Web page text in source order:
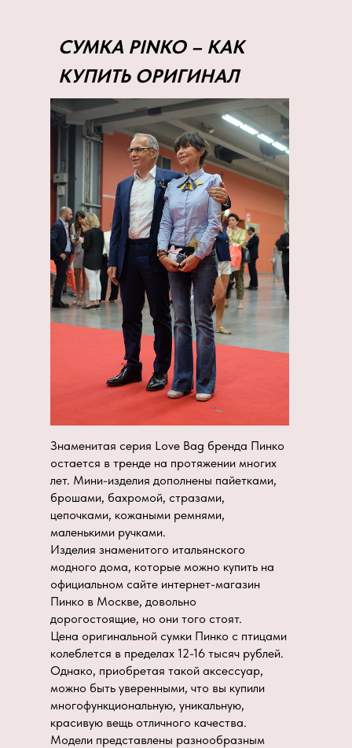
Знаменитая серия Love Bag бренда Пинко
остается в тренде на протяжении многих
лет. Мини-изделия дополнены пайетками,
брошами, бахромой, стразами,
цепочками, кожаными ремнями,
маленькими ручками.
Изделия знаменитого итальянского
модного дома, которые можно купить на
официальном сайте интернет-магазин
Пинко в Москве, довольно
дорогостоящие, но они того стоят.
Цена оригинальной сумки Пинко с птицами
колеблется в пределах 12-16 тысяч рублей.
Однако, приобретая такой аксессуар,
можно быть уверенными, что вы купили
многофункциональную, уникальную,
красивую вещь отличного качества.
Модели представлены разнообразным
СУМКА РINKO – КАК
КУПИТЬ ОРИГИНАЛ